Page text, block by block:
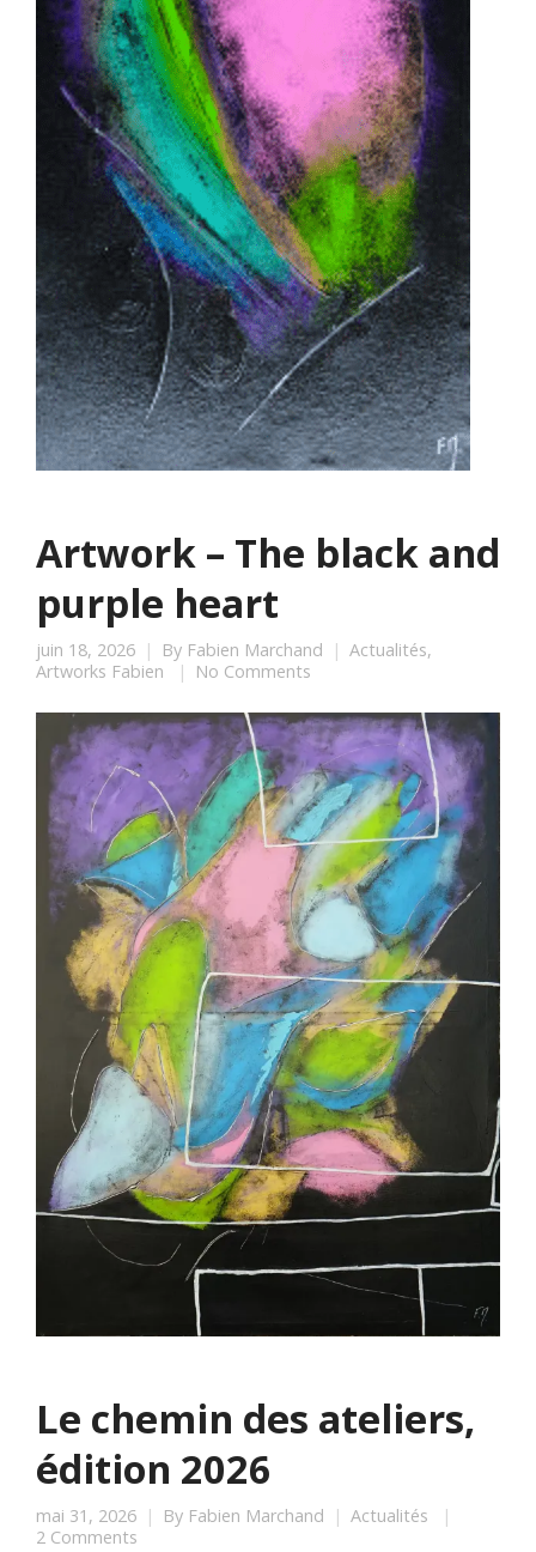
Artwork – The black and
purple heart
juin 18, 2026 By Fabien Marchand Actualités,
Artworks Fabien
No Comments
Le chemin des ateliers,
édition 2026
mai 31, 2026 By Fabien Marchand
Actualités
2 Comments